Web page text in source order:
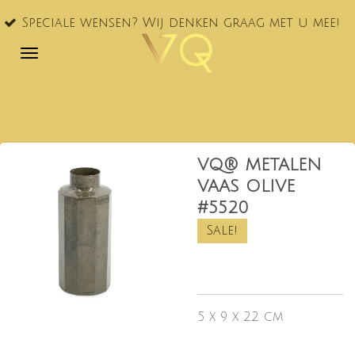
Ga
naar
wensen? Wij denken graag met u mee!
VQ® METALEN
VAAS OLIVE
#5520
Sale!
5 x 9 x 22 cm